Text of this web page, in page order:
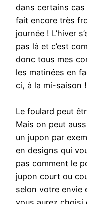
dans certains cas
fait encore très
journée ! L’hiver
pas là et c’est
donc tous mes
les matinées en
ci, à la mi-saison !
Le foulard peut
Mais on peut
un jupon par
en designs qui
pas comment le
jupon court ou
selon votre envie